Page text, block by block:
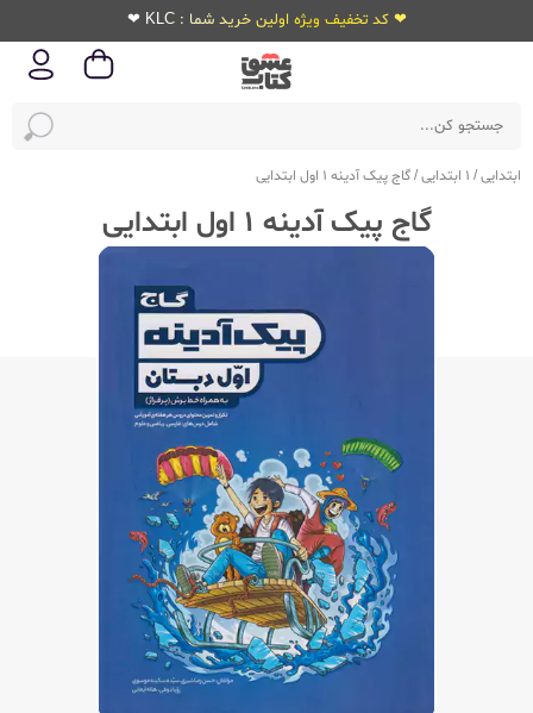
❤ کد تخفیف ویژه اولین خرید شما : KLC ❤
ابتدایی/ 1 ابتدایی /گاج پیک آدینه 1 اول ابتدایی
گاج پیک آدینه 1 اول ابتدایی